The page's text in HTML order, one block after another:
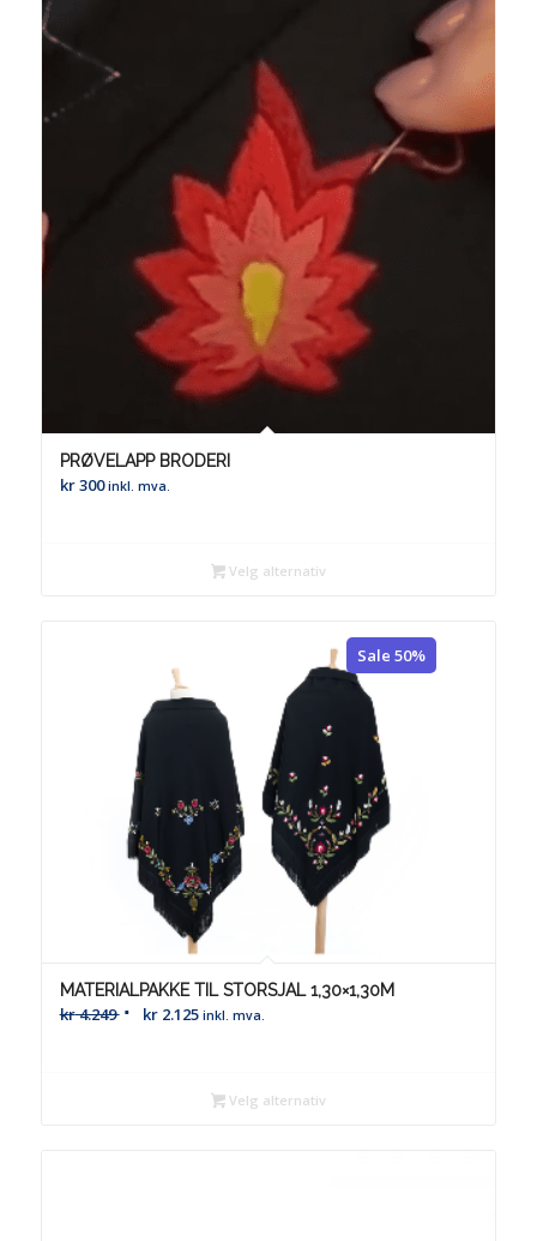
PRØVELAPP BRODERI
kr300 inkl. mva.
Velg alternativ
Sale 50%
MATERIALPAKKE TIL STORSJAL 1,30×1,30M
kr4.249 kr2.125 inkl. mva.
Velg alternativ